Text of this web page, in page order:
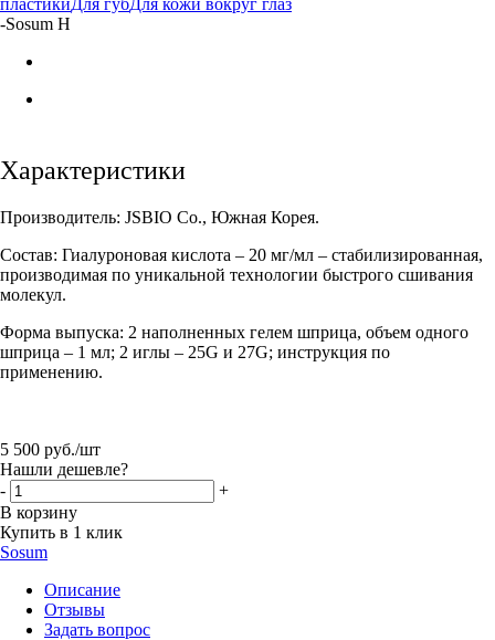
-Sosum H
Характеристики
Производитель: JSBIO Co., Южная Корея.
Состав: Гиалуроновая кислота – 20 мг/мл – стабилизированная,
производимая по уникальной технологии быстрого сшивания
молекул.
Форма выпуска: 2 наполненных гелем шприца, объем одного
шприца – 1 мл; 2 иглы – 25G и 27G; инструкция по
применению.
5 500 руб./шт
Нашли дешевле?
-
+
В корзину
Купить в 1 клик
Sosum
Описание
Отзывы
Задать вопрос